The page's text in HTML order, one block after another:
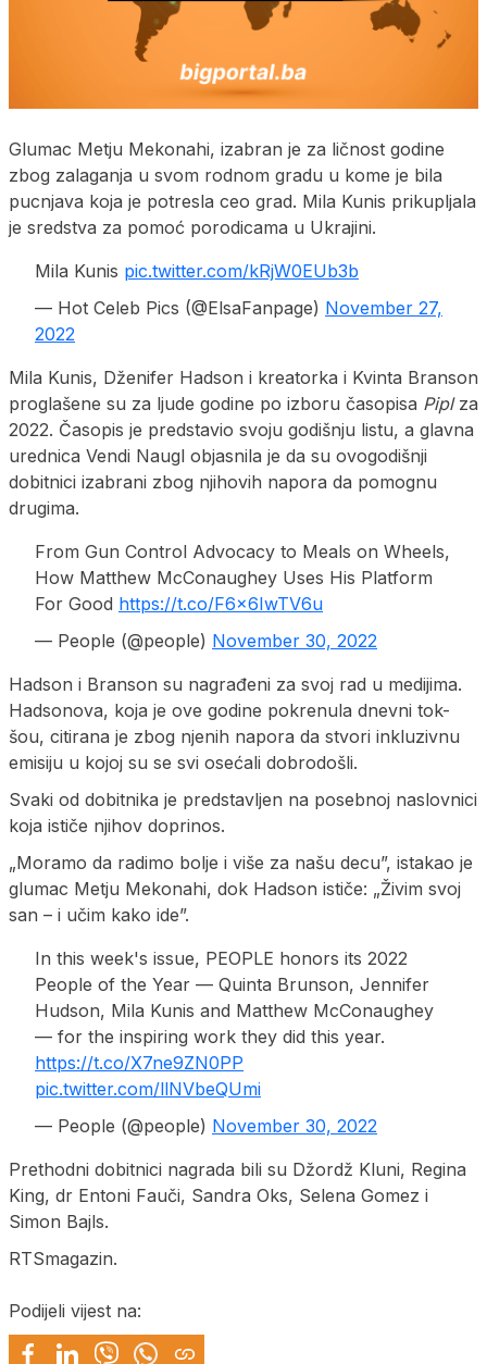
Glumac Metju Mekonahi, izabran je za ličnost godine
zbog zalaganja u svom rodnom gradu u kome je bila
pucnjava koja je potresla ceo grad. Mila Kunis prikupljala
je sredstva za pomoć porodicama u Ukrajini.
Mila Kunis pic.twitter.com/kRjW0EUb3b
— Hot Celeb Pics (@ElsaFanpage) November 27,
2022
Mila Kunis, Dženifer Hadson i kreatorka i Kvinta Branson
proglašene su za ljude godine po izboru časopisa Piplza
2022. Časopis je predstavio svoju godišnju listu, a glavna
urednica Vendi Naugl objasnila je da su ovogodišnji
dobitnici izabrani zbog njihovih napora da pomognu
drugima.
From Gun Control Advocacy to Meals on Wheels,
How Matthew McConaughey Uses His Platform
For Good https://t.co/F6x6IwTV6u
— People (@people) November 30, 2022
Hadson i Branson su nagrađeni za svoj rad u medijima.
Hadsonova, koja je ove godine pokrenula dnevni tok-
šou, citirana je zbog njenih napora da stvori inkluzivnu
emisiju u kojoj su se svi osećali dobrodošli.
Svaki od dobitnika je predstavljen na posebnoj naslovnici
koja ističe njihov doprinos.
„Moramo da radimo bolje i više za našu decu”, istakao je
glumac Metju Mekonahi, dok Hadson ističe: „Živim svoj
san – i učim kako ide”.
In this week's issue, PEOPLE honors its 2022
People of the Year — Quinta Brunson, Jennifer
Hudson, Mila Kunis and Matthew McConaughey
— for the inspiring work they did this year.
https://t.co/X7ne9ZN0PP
pic.twitter.com/llNVbeQUmi
— People (@people) November 30, 2022
Prethodni dobitnici nagrada bili su Džordž Kluni, Regina
King, dr Entoni Fauči, Sandra Oks, Selena Gomez i
Simon Bajls.
RTSmagazin.
Podijeli vijest na: